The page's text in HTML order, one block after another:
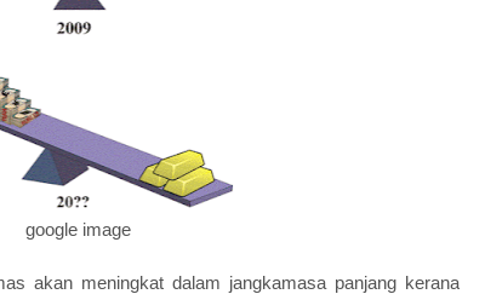
google image
akan meningkat dalam jangkamasa panjang kerana